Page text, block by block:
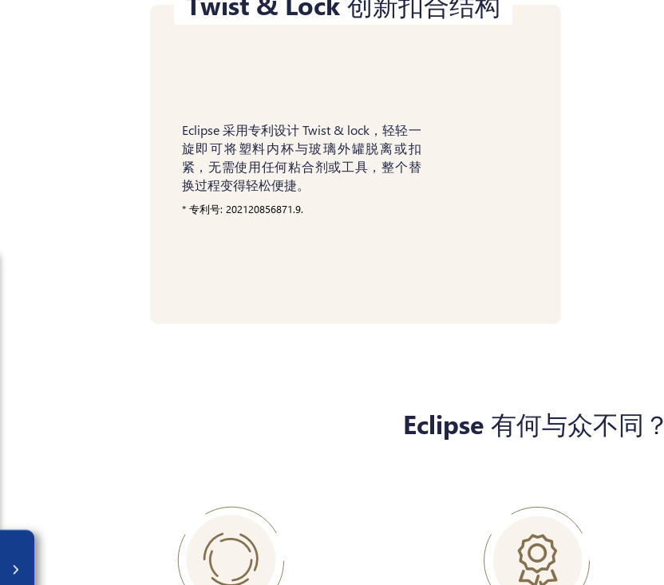
Eclipse 采用专利设计 Twist & lock，轻轻一
旋即可将塑料内杯与玻璃外罐脱离或扣
紧，无需使用任何粘合剂或工具，整个替
换过程变得轻松便捷。
* 专利号: 202120856871.9.
Eclipse 有何与众不同？